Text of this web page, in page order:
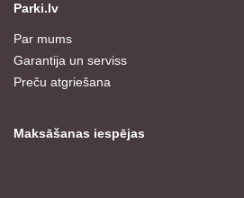
Parki.lv
Par mums
Garantija un serviss
Preču atgriešana
Maksāšanas iespējas